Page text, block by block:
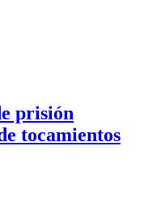
prisión
tocamientos